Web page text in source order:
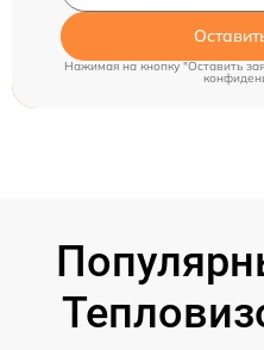
Нажимая на кнопку "Оставить